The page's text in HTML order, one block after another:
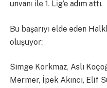
unvanı ile 1. Lig’e adım attı.
Bu başarıyı elde eden
oluşuyor:
Simge Korkmaz, Aslı
Mermer, İpek Akıncı, Elif